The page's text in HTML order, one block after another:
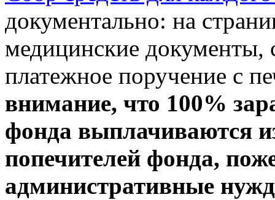
документально: на
медицинские документы,
платежное поручение с
внимание, что 100%
фонда выплачиваются
попечителей фонда,
административные